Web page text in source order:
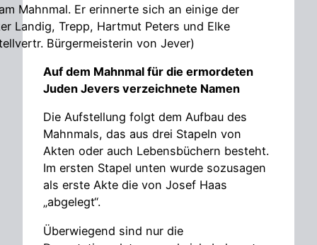
Mahnmal. Er erinnerte sich an einige der
Landig, Trepp, Hartmut Peters und Elke
Bürgermeisterin von Jever)
Auf dem Mahnmal für die ermordeten
Juden Jevers verzeichnete Namen
Die Aufstellung folgt dem Aufbau des
Mahnmals, das aus drei Stapeln von
Akten oder auch Lebensbüchern besteht.
Im ersten Stapel unten wurde sozusagen
als erste Akte die von Josef Haas
„abgelegt“.
Überwiegend sind nur die